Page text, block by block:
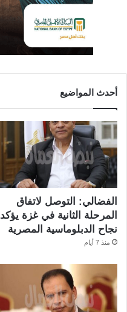
أحدث المواضيع
الفضالي: التوصل لاتفاق
المرحلة الثانية في غزة يؤكد
نجاح الدبلوماسية المصرية
منذ 7 أيام